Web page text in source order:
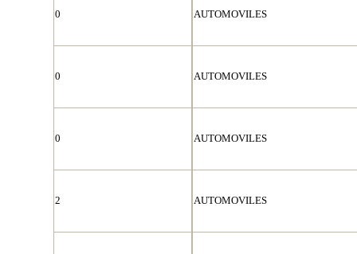
0 AUTOMOVILES
0 AUTOMOVILES
0 AUTOMOVILES
2 AUTOMOVILES